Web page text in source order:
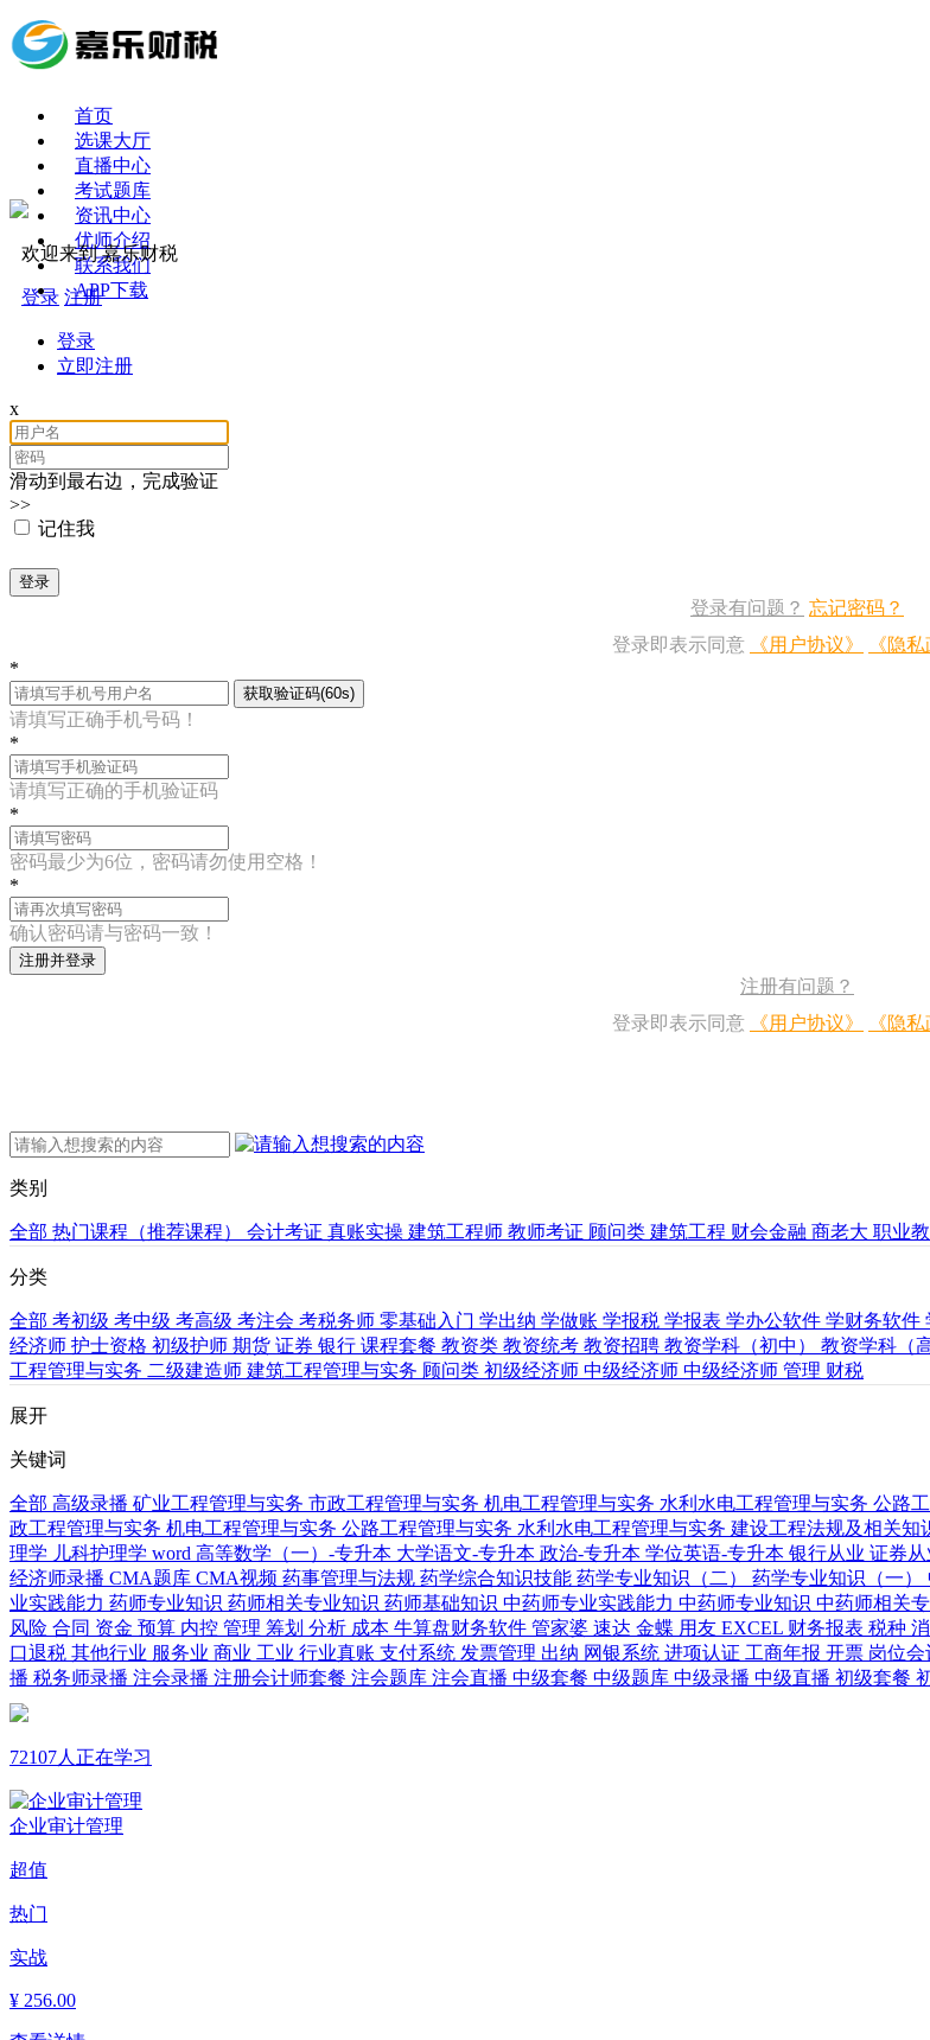
首页
选课大厅
直播中心
考试题库
资讯中心
优师介绍
联系我们
APP下载
欢迎来到 嘉乐财税
登录 注册
登录
立即注册
x
滑动到最右边，完成验证
>>
记住我
登录
登录有问题？ 忘记密码？
登录即表示同意
《用户协议》
《隐私
*
获取验证码(60s)
请填写正确手机号码！
*
请填写正确的手机验证码
*
密码最少为6位，密码请勿使用空格！
*
确认密码请与密码一致！
注册并登录
注册有问题？
登录即表示同意
《用户协议》 《隐私
类别
全部 热门课程（推荐课程） 会计考证 真账实操 建筑工程师 教师考证 顾问类 建筑工程 财会金融 商老大 职业
分类
全部 考初级 考中级 考高级 考注会 考税务师 零基础入门 学出纳 学做账 学报税 学报表 学办公软件 学财务软件
经济师 护士资格 初级护师 期货 证券 银行 课程套餐 教资类 教资统考 教资招聘 教资学科（初中） 教资学科（
工程管理与实务 二级建造师 建筑工程管理与实务 顾问类 初级经济师 中级经济师 中级经济师 管理 财税
展开
关键词
全部 高级录播 矿业工程管理与实务 市政工程管理与实务 机电工程管理与实务 水利水电工程管理与实务 公路
政工程管理与实务 机电工程管理与实务 公路工程管理与实务 水利水电工程管理与实务 建设工程法规及相关知
理学 儿科护理学 word 高等数学（一）-专升本 大学语文-专升本 政治-专升本 学位英语-专升本 银行从业 证券从
经济师录播 CMA题库 CMA视频 药事管理与法规 药学综合知识技能 药学专业知识（二） 药学专业知识（一）
业实践能力 药师专业知识 药师相关专业知识 药师基础知识 中药师专业实践能力 中药师专业知识 中药师相关
风险 合同 资金 预算 内控 管理 筹划 分析 成本 牛算盘财务软件 管家婆 速达 金蝶 用友 EXCEL 财务报表 税种
口退税 其他行业 服务业 商业 工业 行业真账 支付系统 发票管理 出纳 网银系统 进项认证 工商年报 开票 岗位会
播 税务师录播 注会录播 注册会计师套餐 注会题库 注会直播 中级套餐 中级题库 中级录播 中级直播 初级套餐
72107人正在学习
企业审计管理
超值
热门
实战
¥ 256.00